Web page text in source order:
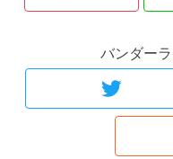
バンダー